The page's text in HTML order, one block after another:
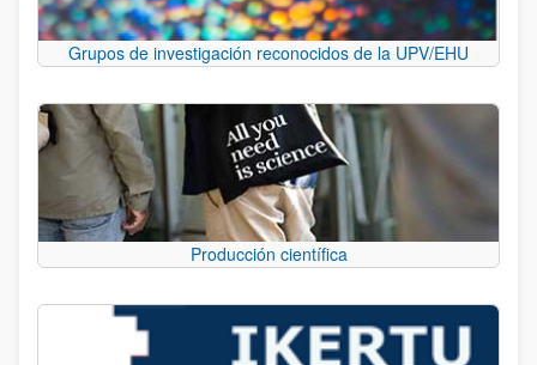
Grupos de investigación reconocidos de la UPV/EHU
Producción científica